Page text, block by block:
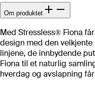
Om produktet
Med Stressless® Fiona
design med den
linjene, de innbydende
Fiona til et naturlig
hverdag og avslapning